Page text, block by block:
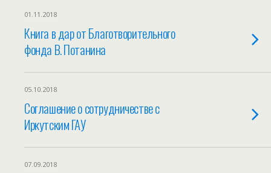
01.11.2018
Книга в дар от Благотворительного
фонда В. Потанина
05.10.2018
Соглашение о сотрудничестве с
Иркутским ГАУ
07.09.2018